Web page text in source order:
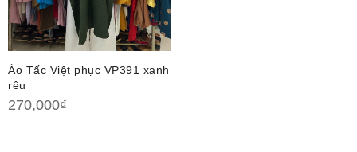
Áo Tấc Việt phục VP391 xanh
rêu
270,000₫